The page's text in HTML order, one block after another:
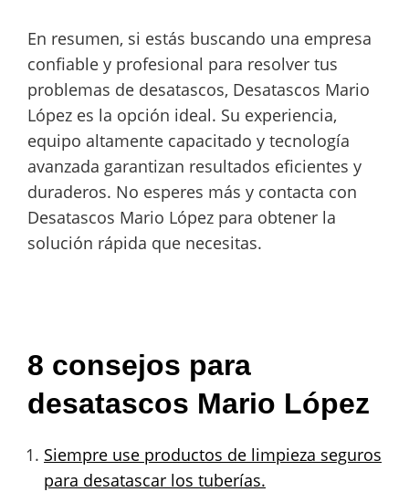
En resumen, si estás buscando una empresa
confiable y profesional para resolver tus
problemas de desatascos, Desatascos Mario
López es la opción ideal. Su experiencia,
equipo altamente capacitado y tecnología
avanzada garantizan resultados eficientes y
duraderos. No esperes más y contacta con
Desatascos Mario López para obtener la
solución rápida que necesitas.
8 consejos para
desatascos Mario López
Siempre use productos de limpieza seguros
para desatascar los tuberías.